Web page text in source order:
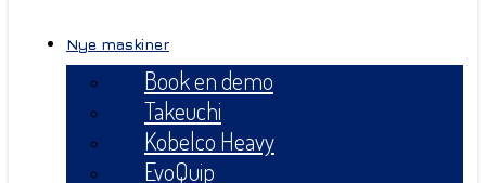
Nye maskiner
Book en demo
Takeuchi
Kobelco Heavy
EvoQuip